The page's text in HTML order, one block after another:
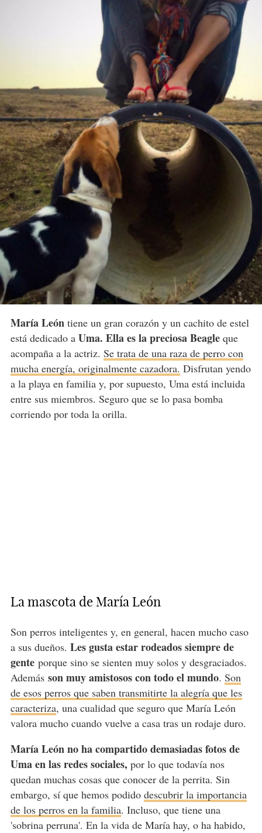
María León tiene un gran corazón y un cachito de estel
está dedicado aUma. Ella es la preciosa Beagleque
acompaña a la actriz. Se trata de una raza de perro con
mucha energía, originalmente cazadora. Disfrutan yendo
a la playa en familia y, por supuesto, Uma está incluida
entre sus miembros. Seguro que se lo pasa bomba
corriendo por toda la orilla.
La mascota de María León
Son perros inteligentes y, en general, hacen mucho caso
a sus dueños. Les gusta estar rodeados siempre de
gente porque sino se sienten muy solos y desgraciados.
Además son muy amistosos con todo el mundo. Son
de esos perros que saben transmitirte la alegría que les
caracteriza, una cualidad que seguro que María León
valora mucho cuando vuelve a casa tras un rodaje duro.
María León no ha compartido demasiadas fotos de
Uma en las redes sociales, por lo que todavía nos
quedan muchas cosas que conocer de la perrita. Sin
embargo, sí que hemos podido descubrir la importancia
de los perros en la familia. Incluso, que tiene una
'sobrina perruna'. En la vida de María hay, o ha habido,